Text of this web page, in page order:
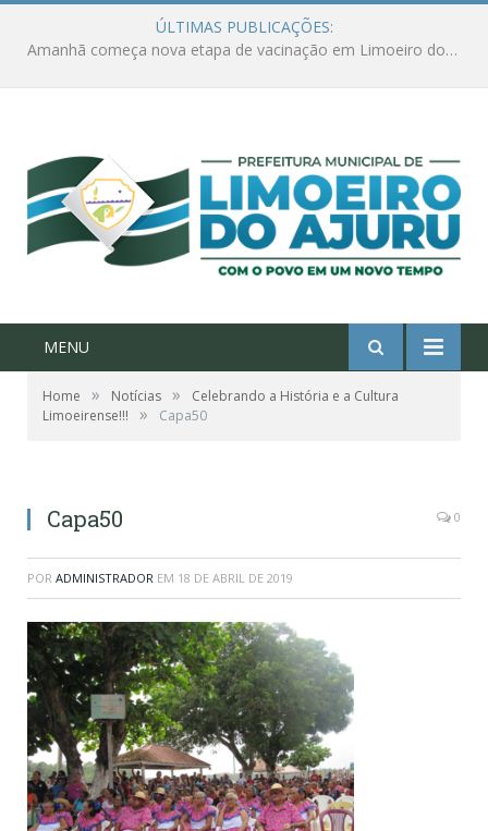
ÚLTIMAS PUBLICAÇÕES:
Ações de combate à Covid-19 na região ribeirinha de Limoeiro do Ajuru continuam
MENU
Home » Notícias »
Celebrando a História e a Cultura
Limoeirense!!!
» Capa50
Capa50 0
POR ADMINISTRADOR EM 18 DE ABRIL DE 2019